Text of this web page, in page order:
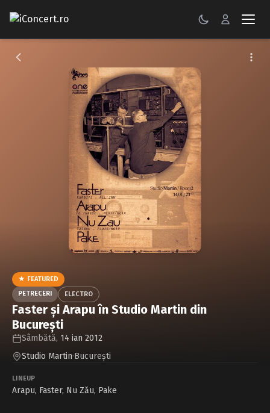
CONCERTE
Caută în site...
★ FEATURED
PETRECERI
ELECTRO
Faster şi Arapu în Studio Martin din
Bucureşti
Sâmbătă, 14 ian 2012
Studio Martin·Bucureşti
LINEUP
Arapu, Faster, Nu Zău, Pake